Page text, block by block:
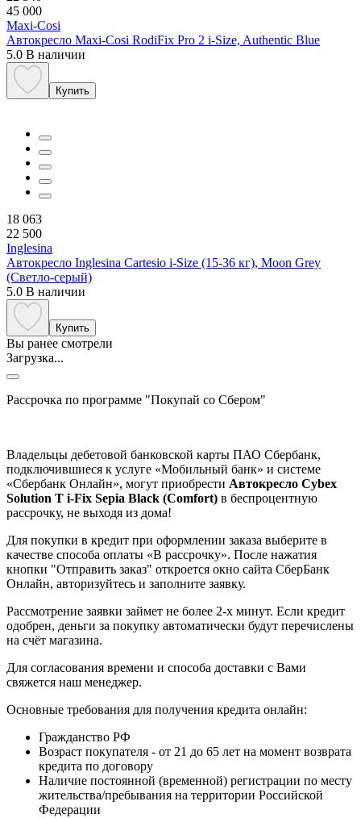
45 000
Maxi-Cosi
Автокресло Maxi-Cosi RodiFix Pro 2 i-Size, Authentic Blue
5.0 В наличии
Купить
18 063
22 500
Inglesina
Автокресло Inglesina Cartesio i-Size (15-36 кг), Moon Grey
(Светло-серый)
5.0 В наличии
Купить
Вы ранее смотрели
Загрузка...
Рассрочка по программе "Покупай со Сбером"
Владельцы дебетовой банковской карты ПАО Сбербанк,
подключившиеся к услуге «Мобильный банк» и системе
«Сбербанк Онлайн», могут приобрести Автокресло Cybex
Solution T i-Fix Sepia Black (Comfort) в беспроцентную
рассрочку, не выходя из дома!
Для покупки в кредит при оформлении заказа выберите в
качестве способа оплаты «В рассрочку». После нажатия
кнопки "Отправить заказ" откроется окно сайта СберБанк
Онлайн, авторизуйтесь и заполните заявку.
Рассмотрение заявки займет не более 2-х минут. Если кредит
одобрен, деньги за покупку автоматически будут перечислены
на счёт магазина.
Для согласования времени и способа доставки с Вами
свяжется наш менеджер.
Основные требования для получения кредита онлайн:
Гражданство РФ
Возраст покупателя - от 21 до 65 лет на момент возврата
кредита по договору
Наличие постоянной (временной) регистрации по месту
жительства/пребывания на территории Российской
Федерации